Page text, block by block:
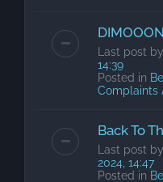
Last post by
14:39
Posted in
Complaints
Back To
Last post by
2024, 14:47
Posted in